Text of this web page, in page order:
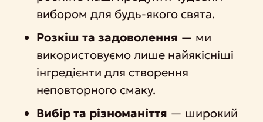
вибором для будь-якого свята.
Розкіш та задоволення — ми
використовуємо лише найякісніші
інгредієнти для створення
неповторного смаку.
Вибір та різноманіття — широкий